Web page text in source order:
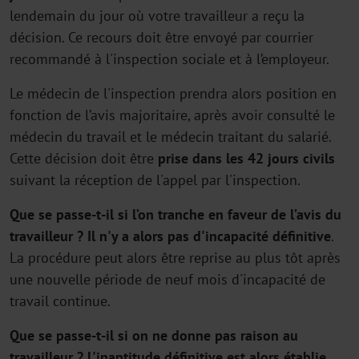
lendemain du jour où votre travailleur a reçu la
décision. Ce recours doit être envoyé par courrier
recommandé à l'inspection sociale et à l’employeur.
Le médecin de l'inspection prendra alors position en
fonction de l’avis majoritaire, après avoir consulté le
médecin du travail et le médecin traitant du salarié.
Cette décision doit être prise dans les 42 jours civils
suivant la réception de l'appel par l'inspection.
Que se passe-t-il si l’on tranche en faveur de l’avis du
travailleur ? Il n'y a alors pas d'incapacité définitive.
La procédure peut alors être reprise au plus tôt après
une nouvelle période de neuf mois d'incapacité de
travail continue.
Que se passe-t-il si on ne donne pas raison au